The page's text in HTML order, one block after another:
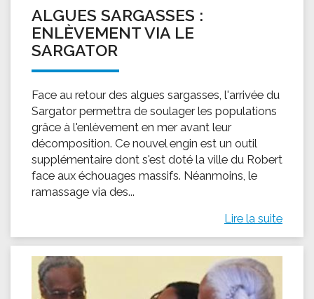
ALGUES SARGASSES :
ENLÈVEMENT VIA LE
SARGATOR
Face au retour des algues sargasses, l'arrivée du
Sargator permettra de soulager les populations
grâce à l'enlèvement en mer avant leur
décomposition. Ce nouvel engin est un outil
supplémentaire dont s'est doté la ville du Robert
face aux échouages massifs. Néanmoins, le
ramassage via des...
Lire la suite